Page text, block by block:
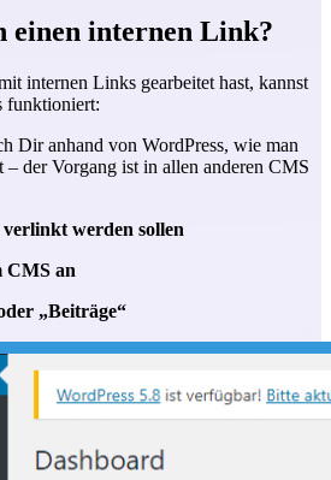
einen internen Link?
internen Links gearbeitet hast, kannst
funktioniert:
Dir anhand von WordPress, wie man
der Vorgang ist in allen anderen CMS
verlinkt werden sollen
CMS an
„Beiträge“